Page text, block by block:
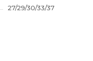
27/29/30/33/37